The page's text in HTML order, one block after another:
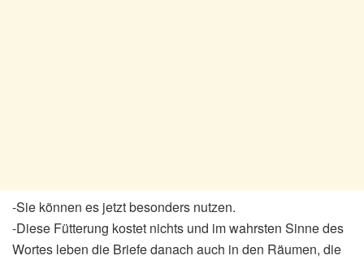
-Sie können es jetzt besonders nutzen.
-Diese Fütterung kostet nichts und im wahrsten Sinne des
Wortes leben die Briefe danach auch in den Räumen, die